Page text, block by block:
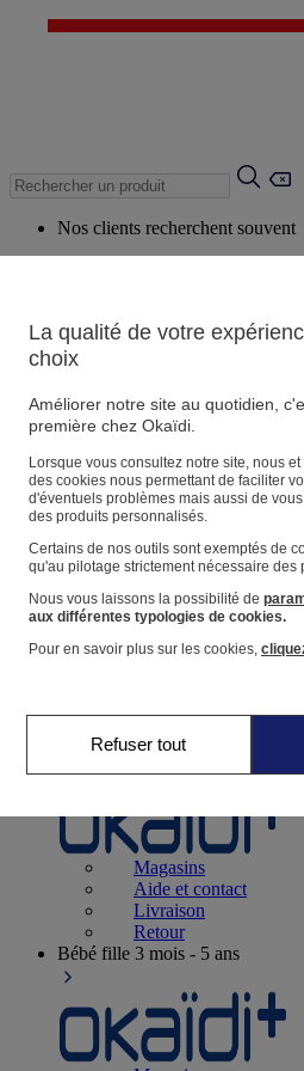
✨ LAST DAYS :
Nos clients recherchent souvent
Produits suggérés
Voir tous les produits
Magasin
Vos informations personnelles
Suivre une commande
Panier
Favoris
Naissance0-12 mois
Magasins
Aide et contact
Livraison
Retour
Bébé fille 3 mois - 5 ans
La qualité de votre
choix
Améliorer notre site au quotidien,
première chez Okaïdi.
Lorsque vous consultez notre site, nous et
des cookies nous permettant de faciliter
d'éventuels problèmes mais aussi de
des produits personnalisés.
Certains de nos outils sont exemptés de
qu'au pilotage strictement nécessaire des
Nous vous laissons la possibilité de
aux différentes typologies de cookies.
Pour en savoir plus sur les cookies,
Refuser tout